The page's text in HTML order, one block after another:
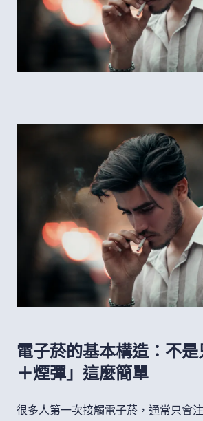
電子菸的基本構造：不
＋煙彈」這麼簡單
很多人第一次接觸電子菸，通常只會